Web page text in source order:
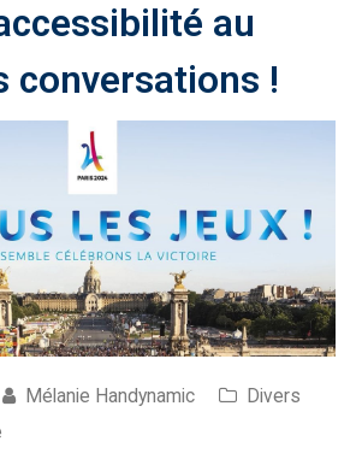
au
conversations !
Mélanie Handynamic
Divers